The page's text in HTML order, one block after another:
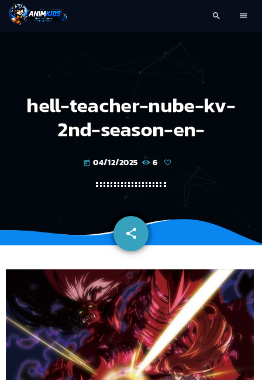
search menu
hell-teacher-nube-kv-
2nd-season-en-
today 04/12/2025 6
share
email